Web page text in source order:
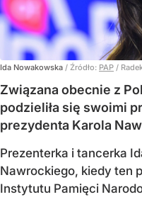
Ida Nowakowska / Źródło: PAP /
Związana obecnie z
podzieliła się swoimi
prezydenta Karola
Prezenterka i tancerka
Nawrockiego, kiedy ten
Instytutu Pamięci